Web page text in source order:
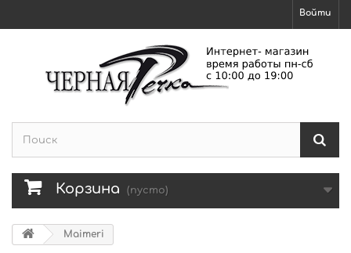
Войти
Корзина (пусто)
Maimeri